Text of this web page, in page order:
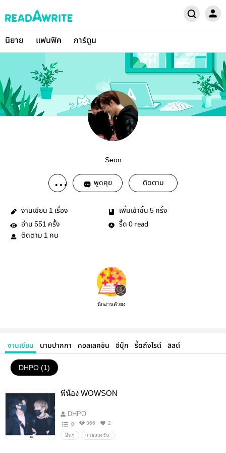
นิยาย แฟนฟิค การ์ตูน
Seon
พูดคุย ติดตาม
งานเขียน 1 เรื่อง เพิ่มเข้าชั้น 5 ครั้ง
อ่าน 551 ครั้ง รี้ด 0 read
ติดตาม 1 คน
นักอ่านตัวยง
งานเขียน นามปากกา คอลเลคชัน อีบุ๊ก รี้ดถึงไรต์ ลิสต์
DHPO (1)
พี่น้อง WOWSON
DHPO
0 366 2
อื่นๆ วายสเตชั่น